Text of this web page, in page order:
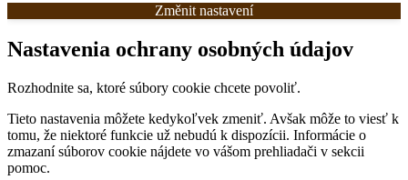
Změnit nastavení
Nastavenia ochrany osobných údajov
Rozhodnite sa, ktoré súbory cookie chcete povoliť.
Tieto nastavenia môžete kedykoľvek zmeniť. Avšak môže to viesť k
tomu, že niektoré funkcie už nebudú k dispozícii. Informácie o
zmazaní súborov cookie nájdete vo vášom prehliadači v sekcii
pomoc.